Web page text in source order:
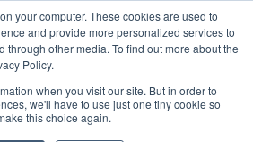
your computer. These cookies are used to
and provide more personalized services to
through other media. To find out more about the
Policy.
when you visit our site. But in order to
we'll have to use just one tiny cookie so
this choice again.
mai2026 315 Del